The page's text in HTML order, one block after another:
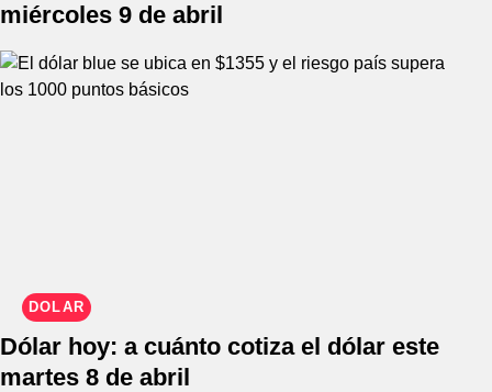
miércoles 9 de abril
DÓLAR
Dólar hoy: a cuánto cotiza el dólar este
martes 8 de abril